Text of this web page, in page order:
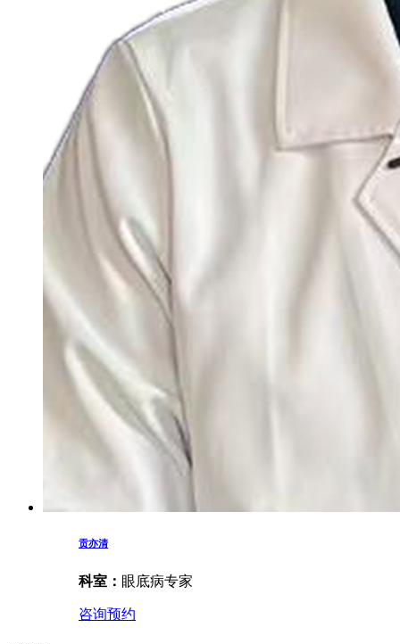
贡亦清
科室： 眼底病专家
咨询预约